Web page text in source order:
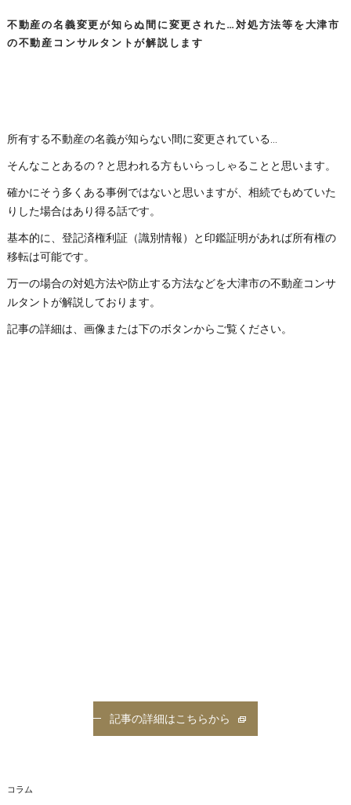
不動産の名義変更が知らぬ間に変更された…対処方法等を大津市
の不動産コンサルタントが解説します
所有する不動産の名義が知らない間に変更されている…
そんなことあるの？と思われる方もいらっしゃることと思います。
確かにそう多くある事例ではないと思いますが、相続でもめていた
りした場合はあり得る話です。
基本的に、登記済権利証（識別情報）と印鑑証明があれば所有権の
移転は可能です。
万一の場合の対処方法や防止する方法などを大津市の不動産コンサ
ルタントが解説しております。
記事の詳細は、画像または下のボタンからご覧ください。
記事の詳細はこちらから
コラム